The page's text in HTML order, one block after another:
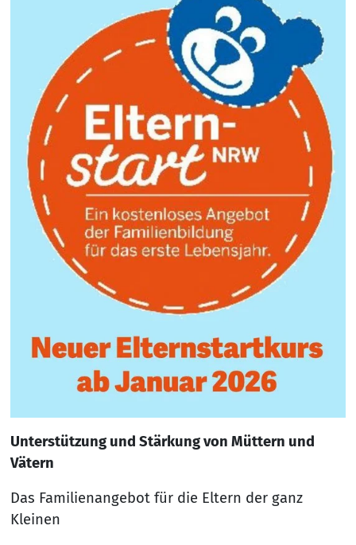
Unterstützung und Stärkung von Müttern und
Vätern
Das Familienangebot für die Eltern der ganz
Kleinen